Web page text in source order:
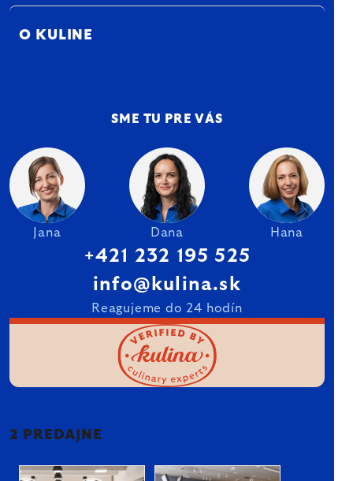
O KULINE
SME TU PRE VÁS
Jana Dana Hana
+421 232 195 525
info@kulina.sk
Reagujeme do 24 hodín
2 PREDAJNE